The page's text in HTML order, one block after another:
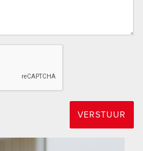
voor je te keuren teneinde
vormen van de
een vrijblijvende bezichtiging.
maar ook ’s avonds en
VERSTUUR